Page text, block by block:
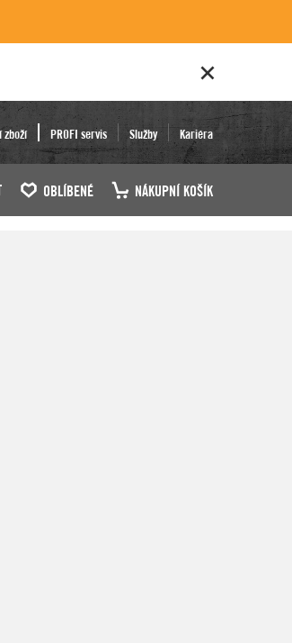
zboží PROFI servis Služby Kariéra
OBLÍBENÉ NÁKUPNÍ KOŠÍK